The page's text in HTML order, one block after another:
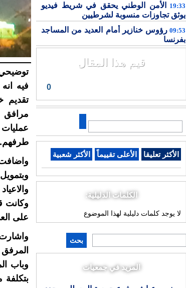
19:33 الأمن الوطني يحقق في شريط فيديو
يوثق تجاوزات منسوبة لشرطيين
09:53 رؤوس خنازير أمام العديد من المساجد
بفرنسا
قيم هذا المقال
0
الأكثر تعليقا الأعلى تقييماً الأكثر شعبية
الكلمات الدليلية:
لا يوجد كلمات دليلية لهذا الموضوع
بحث
المزيد في جمعيات
فيه
تقديم
مرافق
طرفهم.
وكانت
على
وباب